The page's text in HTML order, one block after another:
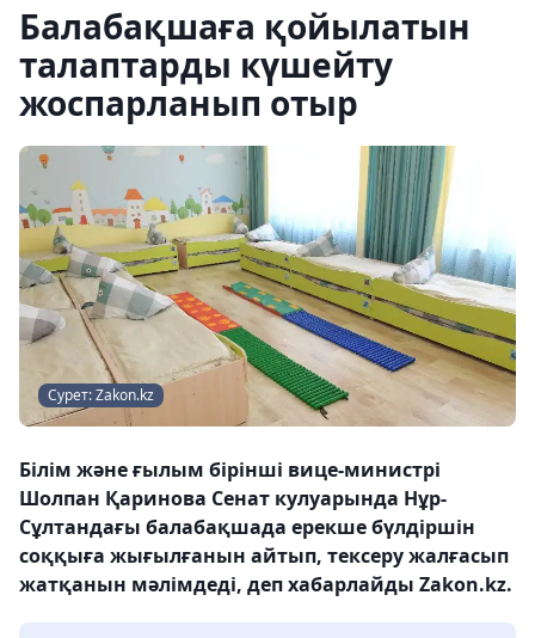
Балабақшаға қойылатын
талаптарды күшейту
жоспарланып отыр
Сурет: Zakon.kz
Білім және ғылым бірінші вице-министрі
Шолпан Қаринова Сенат кулуарында Нұр-
Сұлтандағы балабақшада ерекше бүлдіршін
соққыға жығылғанын айтып, тексеру жалғасып
жатқанын мәлімдеді, деп хабарлайды Zakon.kz.